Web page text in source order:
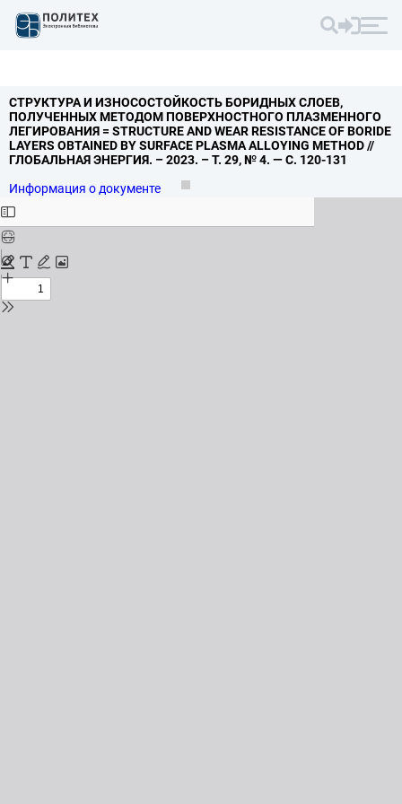
СТРУКТУРА И ИЗНОСОСТОЙКОСТЬ БОРИДНЫХ СЛОЕВ,
ПОЛУЧЕННЫХ МЕТОДОМ ПОВЕРХНОСТНОГО ПЛАЗМЕННОГО
ЛЕГИРОВАНИЯ = STRUCTURE AND WEAR RESISTANCE OF BORIDE
LAYERS OBTAINED BY SURFACE PLASMA ALLOYING METHOD //
ГЛОБАЛЬНАЯ ЭНЕРГИЯ. – 2023. – Т. 29,№ 4. — С. 120-131
Информация о документе